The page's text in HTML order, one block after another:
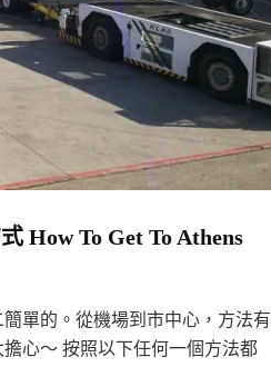
How To Get To Athens
單的。從機場到市中心，方法有
心～ 按照以下任何一個方法都